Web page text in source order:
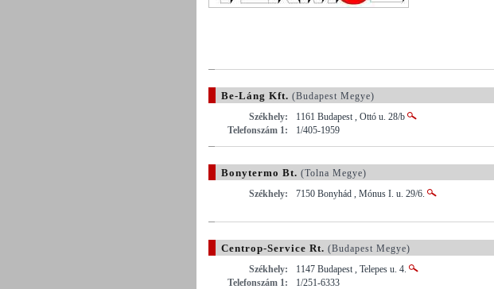
Be-Láng Kft. (Budapest Megye)
Székhely:
1161 Budapest , Ottó u. 28/b
Telefonszám 1:
1/405-1959
Bonytermo Bt. (Tolna Megye)
Székhely:
7150 Bonyhád , Mónus I. u. 29/6.
Centrop-Service Rt. (Budapest Megye)
Székhely:
1147 Budapest , Telepes u. 4.
Telefonszám 1:
1/251-6333